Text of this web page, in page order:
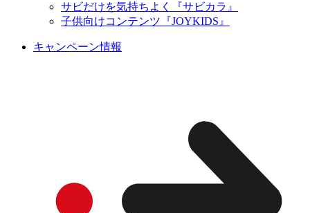
サビだけを気持ちよく『サビカラ』
子供向けコンテンツ『JOYKIDS』
キャンペーン情報